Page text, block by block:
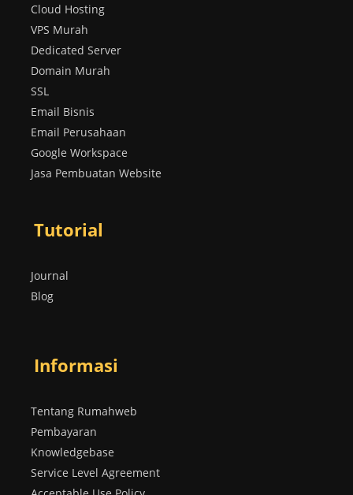
Cloud Hosting
VPS Murah
Dedicated Server
Domain Murah
SSL
Email Bisnis
Email Perusahaan
Google Workspace
Jasa Pembuatan Website
Tutorial
Journal
Blog
Informasi
Tentang Rumahweb
Pembayaran
Knowledgebase
Service Level Agreement